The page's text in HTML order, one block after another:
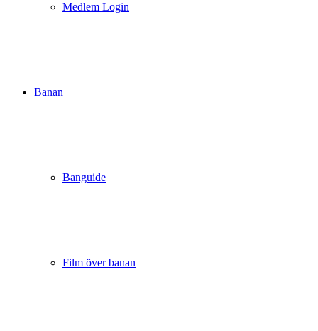
Medlem Login
Banan
Banguide
Film över banan